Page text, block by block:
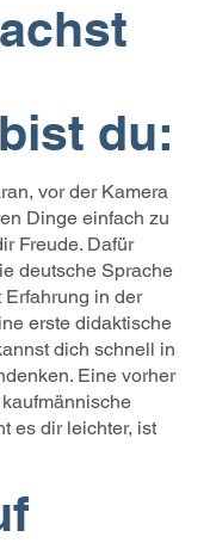
du:
vor der Kamera
Dinge einfach zu
Freude. Dafür
deutsche Sprache
Erfahrung in der
erste didaktische
dich schnell in
Eine vorher
es dir leichter, ist